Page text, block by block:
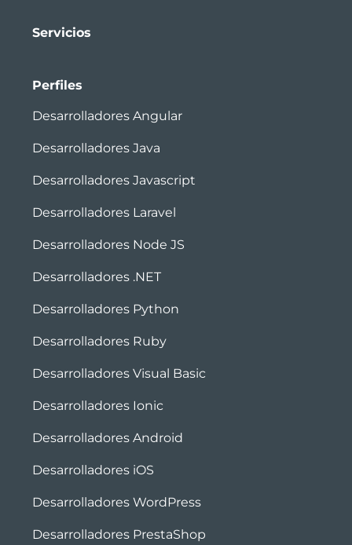
Servicios
Perfiles
Desarrolladores Angular
Desarrolladores Java
Desarrolladores Javascript
Desarrolladores Laravel
Desarrolladores Node JS
Desarrolladores .NET
Desarrolladores Python
Desarrolladores Ruby
Desarrolladores Visual Basic
Desarrolladores Ionic
Desarrolladores Android
Desarrolladores iOS
Desarrolladores WordPress
Desarrolladores PrestaShop